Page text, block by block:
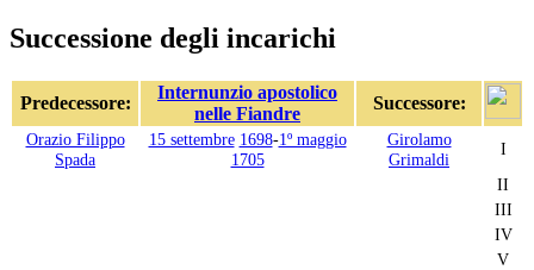
Successione degli incarichi
Predecessore:
Internunzio apostolico
nelle Fiandre
Successore:
Orazio Filippo
Spada
15 settembre 1698-1º maggio
1705
Girolamo
Grimaldi
I
II
III
IV
V